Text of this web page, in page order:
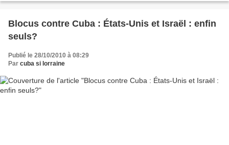
Blocus contre Cuba : États-Unis et Israël : enfin
seuls?
Publié le 28/10/2010 à 08:29
Par cuba si lorraine